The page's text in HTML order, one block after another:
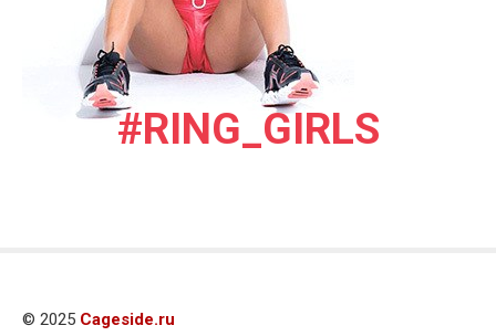
#RING_GIRLS
© 2025 Cageside.ru